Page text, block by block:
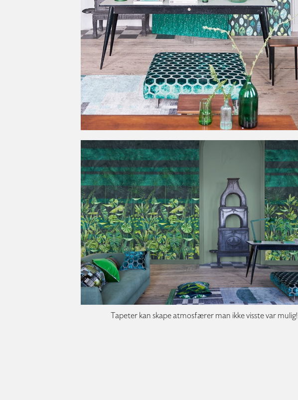
Tapeter kan skape atmosfærer man ikke visste var mulig!